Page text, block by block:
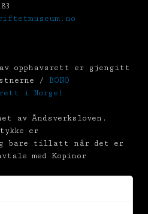
opphavsrett er gjengitt
/ BONO
i Norge)
av Åndsverksloven.
er
bare tillatt når det er
med Kopinor